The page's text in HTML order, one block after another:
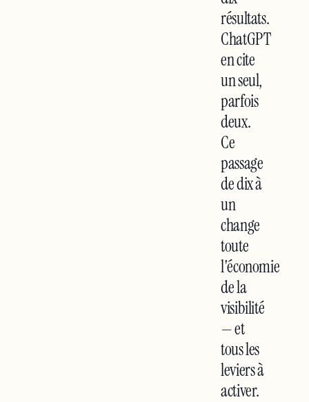
résultats.
ChatGPT
en cite
un seul,
parfois
deux.
Ce
passage
de dix à
un
change
toute
l'économie
de la
visibilité
— et
tous les
leviers à
activer.